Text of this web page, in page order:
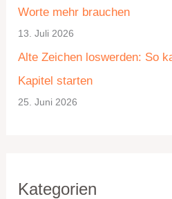
Worte mehr brauchen
13. Juli 2026
Alte Zeichen loswerden: So
Kapitel starten
25. Juni 2026
Kategorien
i